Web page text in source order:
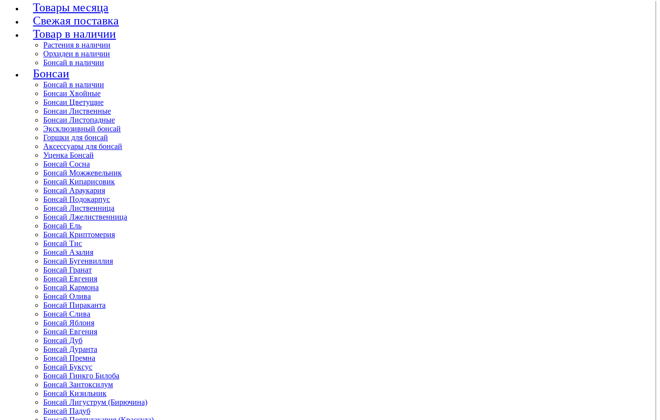
Товары месяца
Свежая поставка
Товар в наличии
Растения в наличии
Орхидеи в наличии
Бонсай в наличии
Бонсаи
Бонсай в наличии
Бонсаи Хвойные
Бонсаи Цветущие
Бонсаи Лиственные
Бонсаи Листопадные
Эксклюзивный бонсай
Горшки для бонсай
Аксессуары для бонсай
Уценка Бонсай
Бонсай Сосна
Бонсай Можжевельник
Бонсай Кипарисовик
Бонсай Араукария
Бонсай Подокарпус
Бонсай Лиственница
Бонсай Лжелиственница
Бонсай Ель
Бонсай Криптомерия
Бонсай Тис
Бонсай Азалия
Бонсай Бугенвиллия
Бонсай Гранат
Бонсай Евгения
Бонсай Кармона
Бонсай Олива
Бонсай Пираканта
Бонсай Слива
Бонсай Яблоня
Бонсай Евгения
Бонсай Дуб
Бонсай Дуранта
Бонсай Премна
Бонсай Буксус
Бонсай Гинкго Билоба
Бонсай Зантоксилум
Бонсай Кизильник
Бонсай Лигуструм (Бирючина)
Бонсай Падуб